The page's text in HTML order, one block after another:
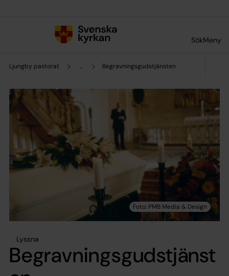
SökMeny
Ljungby pastorat ... Begravningsgudstjänsten
Lyssna
Begravningsgudstjänst